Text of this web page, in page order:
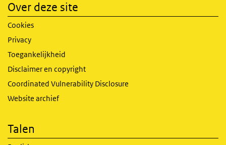
Over deze site
Cookies
Privacy
Toegankelijkheid
Disclaimer en copyright
Coordinated Vulnerability Disclosure
Website archief
Talen